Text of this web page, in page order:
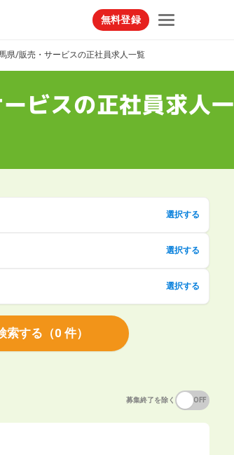
無料登録
県/販売・サービスの正社員求人一覧
ビスの正社員求人一
選択する
選択する
選択する
索する （0 件）
募集終了を除く OFF